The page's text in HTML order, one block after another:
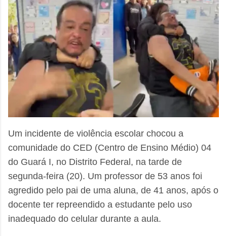
Um incidente de violência escolar chocou a
comunidade do CED (Centro de Ensino Médio) 04
do Guará I, no Distrito Federal, na tarde de
segunda-feira (20). Um professor de 53 anos foi
agredido pelo pai de uma aluna, de 41 anos, após o
docente ter repreendido a estudante pelo uso
inadequado do celular durante a aula.